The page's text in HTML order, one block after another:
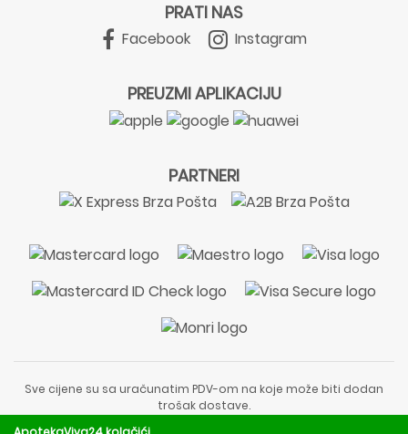
PRATI NAS
Facebook Instagram
PREUZMI APLIKACIJU
PARTNERI
Sve cijene su sa uračunatim PDV-om na koje može biti dodan
trošak dostave.